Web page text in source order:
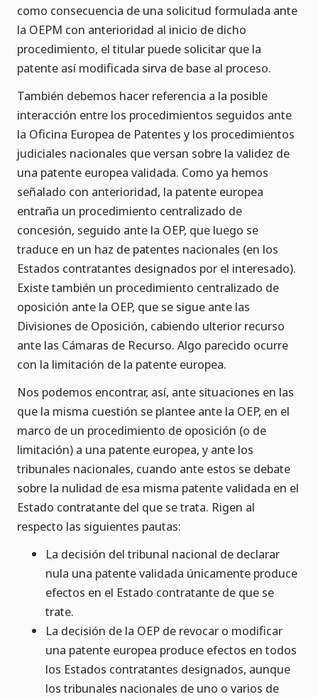
como consecuencia de una solicitud formulada ante
la OEPM con anterioridad al inicio de dicho
procedimiento, el titular puede solicitar que la
patente así modificada sirva de base al proceso.
También debemos hacer referencia a la posible
interacción entre los procedimientos seguidos ante
la Oficina Europea de Patentes y los procedimientos
judiciales nacionales que versan sobre la validez de
una patente europea validada. Como ya hemos
señalado con anterioridad, la patente europea
entraña un procedimiento centralizado de
concesión, seguido ante la OEP, que luego se
traduce en un haz de patentes nacionales (en los
Estados contratantes designados por el interesado).
Existe también un procedimiento centralizado de
oposición ante la OEP, que se sigue ante las
Divisiones de Oposición, cabiendo ulterior recurso
ante las Cámaras de Recurso. Algo parecido ocurre
con la limitación de la patente europea.
Nos podemos encontrar, así, ante situaciones en las
que la misma cuestión se plantee ante la OEP, en el
marco de un procedimiento de oposición (o de
limitación) a una patente europea, y ante los
tribunales nacionales, cuando ante estos se debate
sobre la nulidad de esa misma patente validada en el
Estado contratante del que se trata. Rigen al
respecto las siguientes pautas:
La decisión del tribunal nacional de declarar
nula una patente validada únicamente produce
efectos en el Estado contratante de que se
trate.
La decisión de la OEP de revocar o modificar
una patente europea produce efectos en todos
los Estados contratantes designados, aunque
los tribunales nacionales de uno o varios de